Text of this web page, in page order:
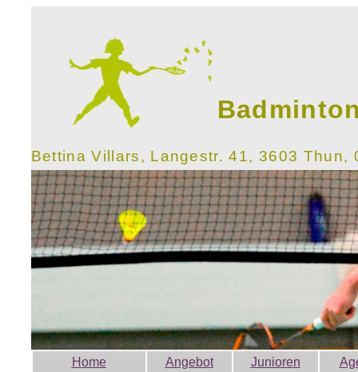
Bettina Villars, Langestr. 41, 3603
Home Angebot Junioren